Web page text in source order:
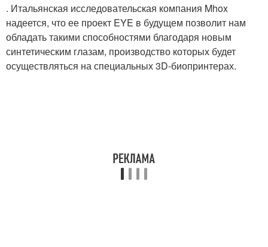
. Итальянская исследовательская компания Mhox
надеется, что ее проект EYE в будущем позволит нам
обладать такими способностями благодаря новым
синтетическим глазам, производство которых будет
осуществляться на специальных 3D-биопринтерах.